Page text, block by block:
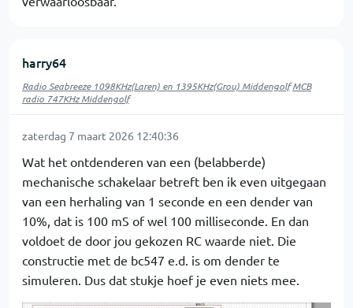
harry64
Radio Seabreeze 1098KHz(Laren) en 1395KHz(Grou) Middengolf MCB
radio 747KHz Middengolf
zaterdag 7 maart 2026 12:40:36
Wat het ontdenderen van een (belabberde)
mechanische schakelaar betreft ben ik even uitgegaan
van een herhaling van 1 seconde en een dender van
10%, dat is 100 mS of wel 100 milliseconde. En dan
voldoet de door jou gekozen RC waarde niet. Die
constructie met de bc547 e.d. is om dender te
simuleren. Dus dat stukje hoef je even niets mee.